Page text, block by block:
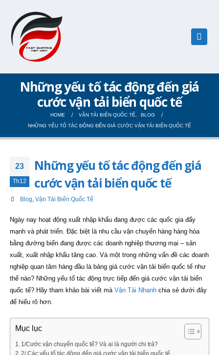
Những yếu tố tác động đến giá
cước vận tải biển quốc tế
HOME VẬN TẢI BIỂN QUỐC TẾ
BLOG
NHỮNG YẾU TỐ TÁC ĐỘNG ĐẾN GIÁ CƯỚC VẬN TẢI BIỂN QUỐC TẾ
23
Th12
Những yếu tố tác động đến giá
cước vận tải biển quốc tế
Blog Vận Tải Biển Quốc Tế
Ngày nay hoạt động xuất nhập khẩu đang được các quốc gia đẩy
mạnh và phát triển. Đặc biệt là nhu cầu vận chuyển hàng hàng hóa
bằng đường biển đang được các doanh nghiệp thương mại – sản
xuất, xuất nhập khẩu tăng cao. Và một trong những vấn đề các doanh
nghiệp quan tâm hàng đầu là bảng giá cước vận tải biển quốc tế như
thế nào? Những yếu tố tác động trực tiếp đến giá cước vận tải biển
quốc tế? Hãy tham khảo bài viết mà Vận Tải Nhanh chia sẻ dưới đây
để hiểu rõ hơn.
Mục lục
1/Cước vận chuyển quốc tế? Và ai là người chi trả?
2/ Các yếu tố tác động đến giá cước vận tải biển quốc tế